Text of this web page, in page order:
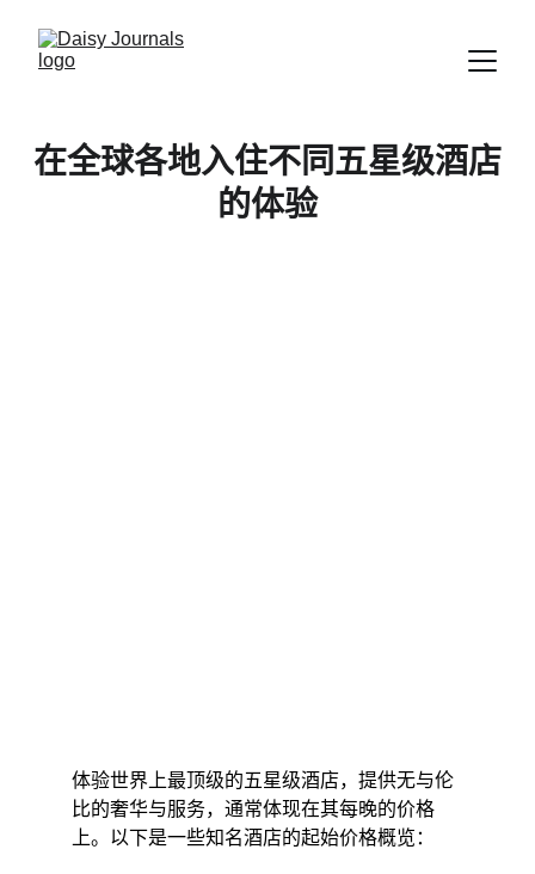
在全球各地入住不同五星级酒店
的体验
体验世界上最顶级的五星级酒店，提供无与伦
比的奢华与服务，通常体现在其每晚的价格
上。以下是一些知名酒店的起始价格概览：​